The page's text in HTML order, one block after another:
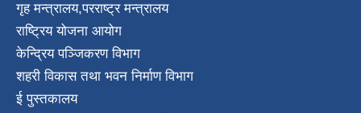
गृह मन्त्रालय,परराष्ट्र मन्त्रालय
राष्ट्रिय योजना आयोग
केन्द्रिय पञ्जिकरण विभाग
शहरी विकास तथा भवन निर्माण विभाग
ई पुस्तकालय